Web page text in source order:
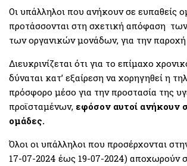
Οι υπάλληλοι που ανήκουν σε ευπαθείς
προτάσσονται στη σχετική απόφαση
των οργανικών μονάδων, για την παροχή
Διευκρινίζεται ότι για το επίμαχο
δύναται κατ’ εξαίρεση να χορηγηθεί η
πρόσφορο μέσο για την προστασία της
προϊσταμένων, εφόσον αυτοί ανήκουν
ομάδες.
Όλοι οι υπάλληλοι που προσέρχονται
17-07-2024 έως 19-07-2024) αποχωρούν